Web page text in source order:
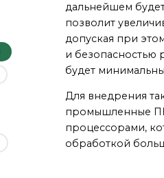
дальнейшем
позволит
допуская при
и безопасностью
будет
Для внедрения
промышленные
процессорами,
обработкой